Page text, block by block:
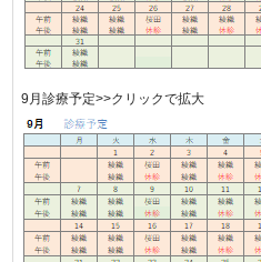
9月診療予定>>クリックで拡大